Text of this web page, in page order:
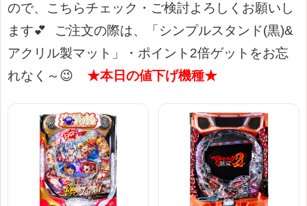
ので、こちらチェック・ご検討よろしくお願いし
ます💕
ご注文の際は、「シンプルスタンド(黒)&
アクリル製マット」・ポイント2倍ゲットをお忘
れなく～😉
★本日の値下げ機種★